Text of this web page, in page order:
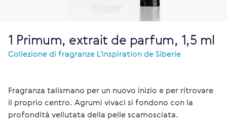
1 Primum, extrait de parfum, 1,5 ml
Collezione di fragranze L'inspiration de Siberie
Fragranza talismano per un nuovo inizio e per ritrovare
il proprio centro. Agrumi vivaci si fondono con la
profondità vellutata della pelle scamosciata.